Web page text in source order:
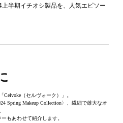
半期イチオシ製品を、人気エピソー
（セルヴォーク）」。
Spring Makeup Collection〉、繊細で雄大なオ
もあわせて紹介します。